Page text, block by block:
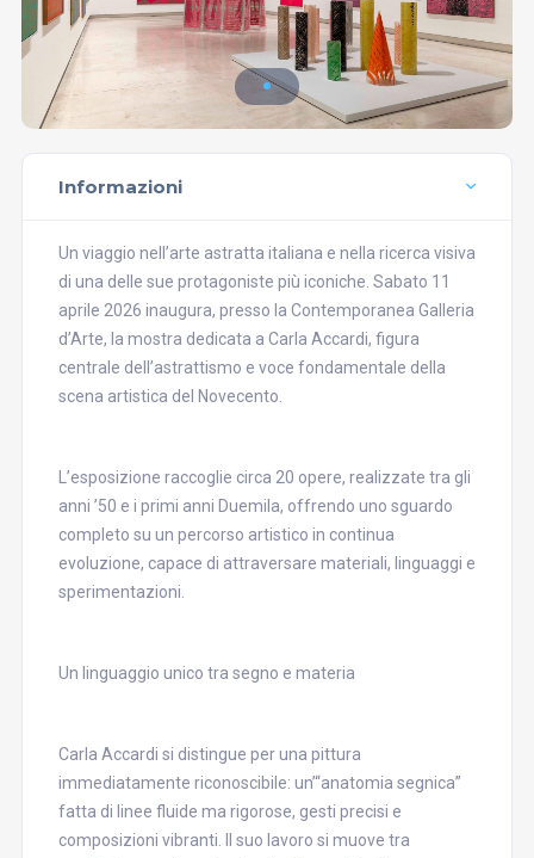
Informazioni
Un viaggio nell’arte astratta italiana e nella ricerca visiva
di una delle sue protagoniste più iconiche. Sabato 11
aprile 2026 inaugura, presso la Contemporanea Galleria
d’Arte, la mostra dedicata a Carla Accardi, figura
centrale dell’astrattismo e voce fondamentale della
scena artistica del Novecento.
L’esposizione raccoglie circa 20 opere, realizzate tra gli
anni ’50 e i primi anni Duemila, offrendo uno sguardo
completo su un percorso artistico in continua
evoluzione, capace di attraversare materiali, linguaggi e
sperimentazioni.
Un linguaggio unico tra segno e materia
Carla Accardi si distingue per una pittura
immediatamente riconoscibile: un’“anatomia segnica”
fatta di linee fluide ma rigorose, gesti precisi e
composizioni vibranti. Il suo lavoro si muove tra